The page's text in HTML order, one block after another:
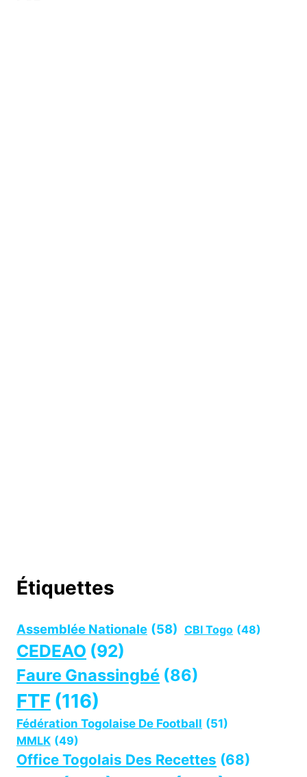
Étiquettes
Assemblée Nationale (58) CBI Togo (48)
CEDEAO (92)
Faure Gnassingbé (86)
FTF (116)
Fédération Togolaise De Football (51)
MMLK (49)
Office Togolais Des Recettes (68)